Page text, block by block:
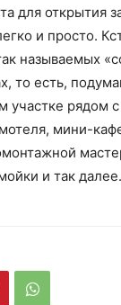
для открытия
и просто.
называемых
то есть,
участке рядом
мини-
и так далее.